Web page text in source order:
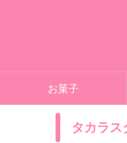
お菓子
タカラス